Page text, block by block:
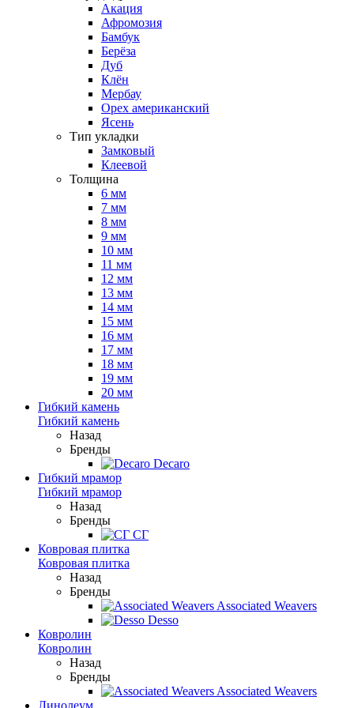
Акация
Афромозия
Бамбук
Берёза
Дуб
Клён
Мербау
Орех американский
Ясень
Тип укладки
Замковый
Клеевой
Толщина
6 мм
7 мм
8 мм
9 мм
10 мм
11 мм
12 мм
13 мм
14 мм
15 мм
16 мм
17 мм
18 мм
19 мм
20 мм
Гибкий камень
Гибкий камень
Назад
Бренды
Decaro
Гибкий мрамор
Гибкий мрамор
Назад
Бренды
СГ
Ковровая плитка
Ковровая плитка
Назад
Бренды
Associated Weavers
Desso
Ковролин
Ковролин
Назад
Бренды
Associated Weavers
Линолеум